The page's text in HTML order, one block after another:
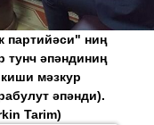
партийәси" ниң
тунч әпәндиниң
мәзкур
әпәнди).
Tarim)